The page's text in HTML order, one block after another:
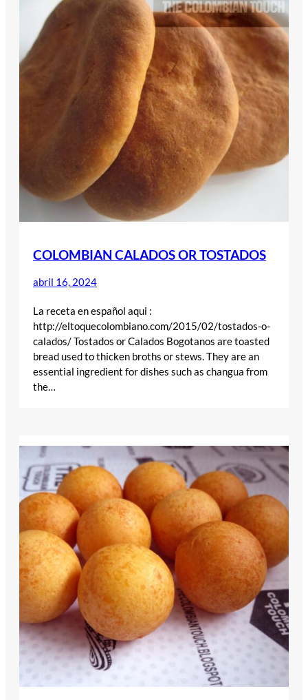
COLOMBIAN CALADOS OR TOSTADOS
abril 16, 2024
La receta en español aqui :
http://eltoquecolombiano.com/2015/02/tostados-o-
calados/ Tostados or Calados Bogotanos are toasted
bread used to thicken broths or stews. They are an
essential ingredient for dishes such as changua from
the…